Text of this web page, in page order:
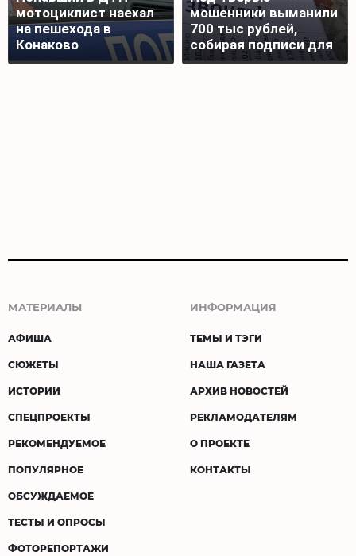
мотоциклист наехал
на пешехода в
Конаково
мошенники выманили
700 тыс рублей,
собирая подписи для
награды бойца
МАТЕРИАЛЫ
АФИША
СЮЖЕТЫ
ИСТОРИИ
СПЕЦПРОЕКТЫ
РЕКОМЕНДУЕМОЕ
ПОПУЛЯРНОЕ
ОБСУЖДАЕМОЕ
ТЕСТЫ И ОПРОСЫ
ФОТОРЕПОРТАЖИ
ИНФОРМАЦИЯ
ТЕМЫ И ТЭГИ
НАША ГАЗЕТА
АРХИВ НОВОСТЕЙ
РЕКЛАМОДАТЕЛЯМ
О ПРОЕКТЕ
КОНТАКТЫ